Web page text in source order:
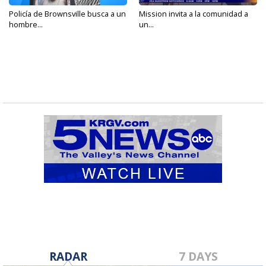
Policía de Brownsville busca a un
hombre...
Mission invita a la comunidad a
un...
RADAR 7 DAYS